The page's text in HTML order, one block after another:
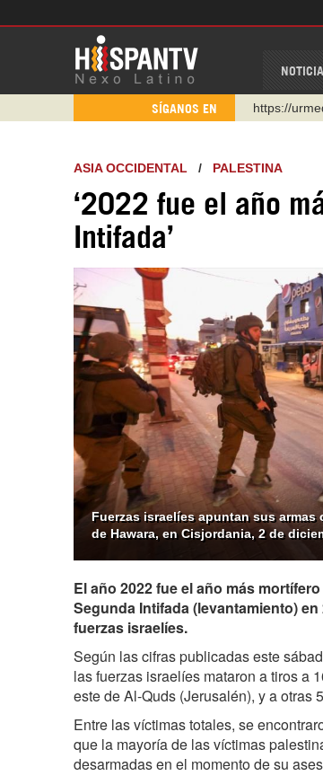
SÍGANOS EN
WhatsApp
https://
https://
http://
https://
ASIA OCCIDENTAL / PALESTINA
‘2022 fue el año
Intifada’
Fuerzas israelíes apuntan sus
de Hawara, en Cisjordania, 2 de
El año 2022 fue el año más
Segunda Intifada (levantamiento)
fuerzas israelíes.
Según las cifras publicadas este
las fuerzas israelíes mataron a tiros a
este de Al-Quds (Jerusalén), y a otras
Entre las víctimas totales, se
que la mayoría de las víctimas
desarmadas en el momento de su